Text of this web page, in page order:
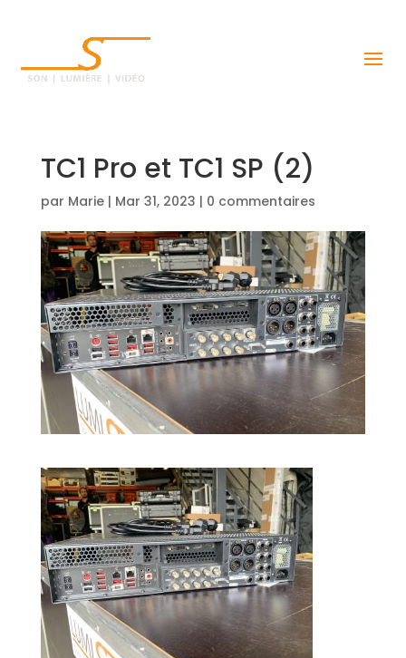
TC1 Pro et TC1 SP (2)
par Marie| Mar 31, 2023 | 0 commentaires